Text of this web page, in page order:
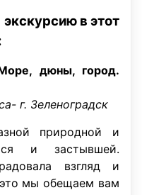
в этот
дюны, город.
г. Зеленоградск
природной и
и застывшей.
взгляд и
мы обещаем вам